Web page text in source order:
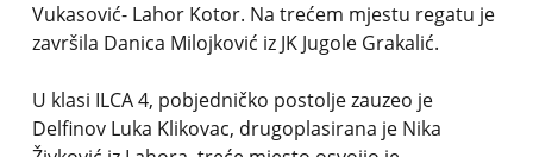
Vukasović- Lahor Kotor. Na trećem mjestu regatu je
završila Danica Milojković iz JK Jugole Grakalić.
U klasi ILCA 4, pobjedničko postolje zauzeo je
Delfinov Luka Klikovac, drugoplasirana je Nika